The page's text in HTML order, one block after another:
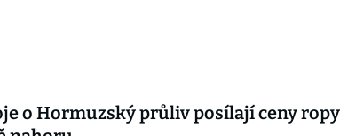
o Hormuzský průliv posílají ceny ropy